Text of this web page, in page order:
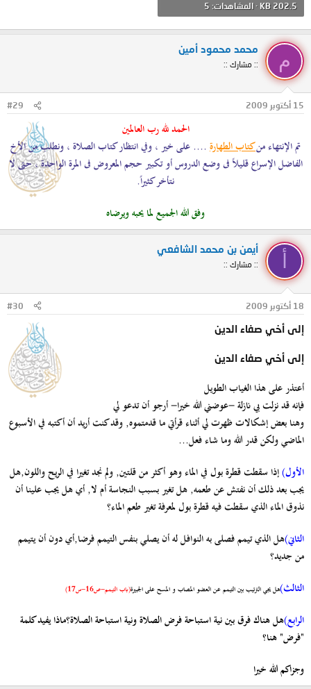
202.5 KB · المشاهدات: 5
م
محمد محمود أمين
:: مشارك ::
15 أكتوبر 2009 #29
الحمد لله رب العالمين
تم الإنتهاء منكتاب الطهارة.... على خير ، وفي انتظار كتاب الصلاة ، ونطلب من الأخ
الفاضل الإسراع قليلاً فى وضع الدروس أو تكبير حجم المعروض فى المرة الواحدة ، حتى لا
نتأخر كثيراً.
وفق الله الجميع لما يحبه ويرضاه
أيمن بن محمد الشافعي
:: مشارك ::
18 أكتوبر 2009 #30
إلى أخي صفاء الدين
إلى أخي صفاء الدين
أعتذر على هذا الغياب الطويل
فإنه قد نزلت بي نازلة -عوضني الله خيرا- أرجو أن تدعو لي
وهنا بعض إشكالات ظهرت لي أثناء قرأتي ما قدمتموه, وقد كنت أريد أن أكتبه في الأسبوع
الماضي ولكن قدر الله وما شاء فعل...
الأول)إذا سقطت قطرة بول في الماء وهو أكثر من قلتين, ولم نجد تغيرا في الريح واللون,هل
يجب بعد ذلك أن نفتش عن طعمه, هل تغير بسبب النجاسة أم لا, أي هل يجب علينا أن
نذوق الماء الذي سقطت فيه قطرة بول لمعرفة تغير طعم الماء؟
الثاني)هل الذي تيمم فصلى به النوافل له أن يصلي بنفس التيمم فرضا,أي دون أن يتيمم
من جديد؟
الثالث)هل يجي الترتيب بين التيمم عن العضو المصاب و المسح على الجبيرة(باب التيمم-ص16-س17)
الرابع)هل هناك فرق بين نية استباحة فرض الصلاة ونية استباحة الصلاة؟ماذا يفيد كلمة
"فرض" هنا؟
وجزاكم الله خيرا